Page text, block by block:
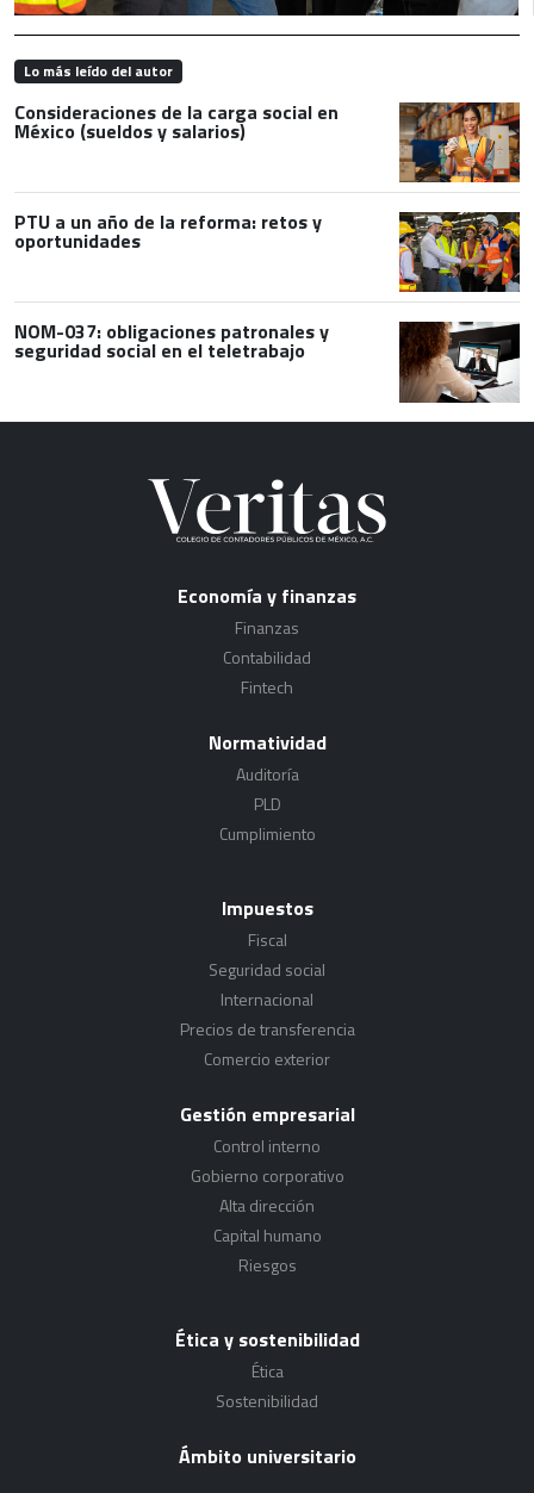
Lo más leído del autor
Consideraciones de la carga social en
México (sueldos y salarios)
PTU a un año de la reforma: retos y
oportunidades
NOM-037: obligaciones patronales y
seguridad social en el teletrabajo
Economía y finanzas
Finanzas
Contabilidad
Fintech
Normatividad
Auditoría
PLD
Cumplimiento
Impuestos
Fiscal
Seguridad social
Internacional
Precios de transferencia
Comercio exterior
Gestión empresarial
Control interno
Gobierno corporativo
Alta dirección
Capital humano
Riesgos
Ética y sostenibilidad
Ética
Sostenibilidad
Ámbito universitario